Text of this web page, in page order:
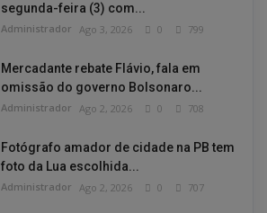
segunda-feira (3) com...
Administrador Ago 3, 2026 0 799
Mercadante rebate Flávio, fala em
omissão do governo Bolsonaro...
Administrador Ago 2, 2026 0 708
Fotógrafo amador de cidade na PB tem
foto da Lua escolhida...
Administrador Ago 2, 2026 0 707